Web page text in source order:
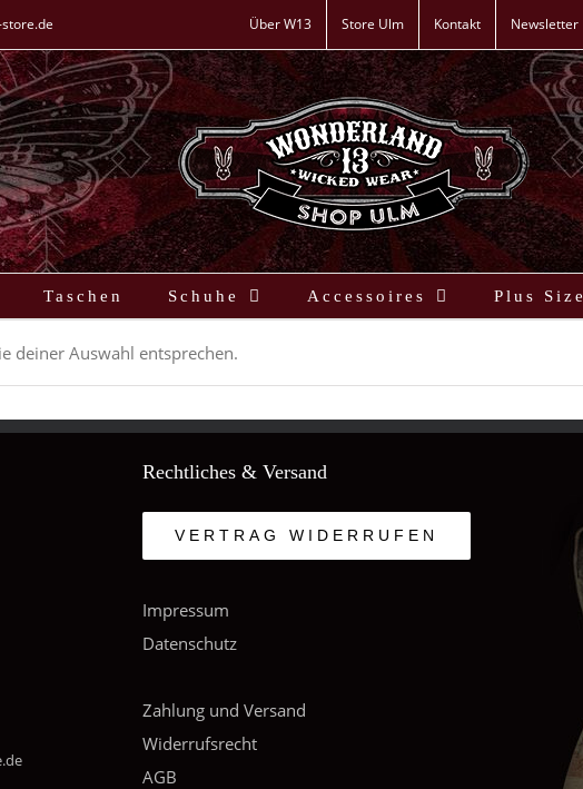
Über W13 Store Ulm Kontakt Newsletter
Taschen Schuhe Accessoires Plus Size
deiner Auswahl entsprechen.
Rechtliches & Versand
VERTRAG WIDERRUFEN
Impressum
Datenschutz
Zahlung und Versand
Widerrufsrecht
AGB